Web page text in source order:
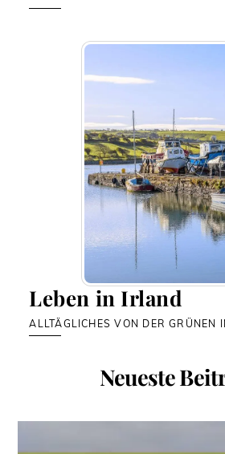
Leben in Irland
ALLTÄGLICHES VON DER GRÜNEN
Neueste